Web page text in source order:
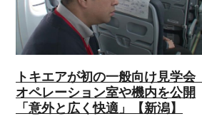
トキエアが初の一般向け見学会
オペレーション室や機内を公開
「意外と広く快適」【新潟】